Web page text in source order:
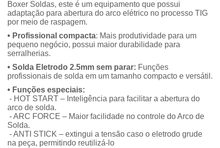
Boxer Soldas, este é um equipamento que possui
adaptação para abertura do arco elétrico no processo TIG
por meio de raspagem.
• Profissional compacta: Mais produtividade para um
pequeno negócio, possui maior durabilidade para
serralherias.
• Solda Eletrodo 2.5mm sem parar: Funções
profissionais de solda em um tamanho compacto e versátil.
• Funções especiais:
- HOT START – Inteligência para facilitar a abertura do
arco de solda.
- ARC FORCE – Maior facilidade no controle do Arco de
Solda.
- ANTI STICK – extingui a tensão caso o eletrodo grude
na peça, permitindo reutilizá-lo